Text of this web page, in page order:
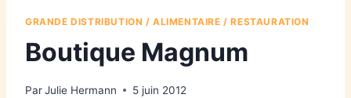
GRANDE DISTRIBUTION / ALIMENTAIRE / RESTAURATION
Boutique Magnum
ParJulie Hermann 5 juin 2012